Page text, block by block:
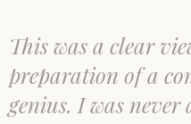
This was a clear
preparation of a
genius. I was